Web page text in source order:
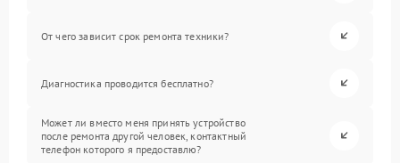
От чего зависит срок ремонта техники?
Диагностика проводится бесплатно?
Может ли вместо меня принять устройство
после ремонта другой человек, контактный
телефон которого я предоставлю?